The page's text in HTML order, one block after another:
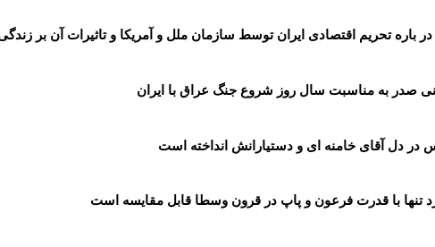
باره تحریم اقتصادی ایران توسط سازمان ملل و آمریکا و تاثیرات آن بر
صدر به مناسبت سال روز شروع جنگ عراق با ایران
دل آقای خامنه ای و دستیارانش انداخته است
تنها با قدرت فرعون و پاپ در قرون وسطا قابل مقایسه است